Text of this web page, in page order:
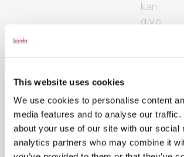
This website uses cookies
We use cookies to personalise content
media features and to analyse our
about your use of our site with our social
analytics partners who may combine it
kan
give
nye
Indtast